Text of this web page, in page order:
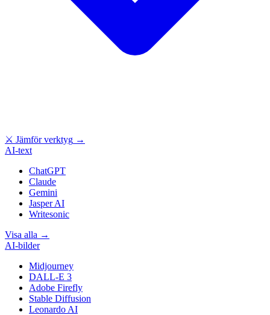
⚔ Jämför verktyg →
AI-text
ChatGPT
Claude
Gemini
Jasper AI
Writesonic
Visa alla →
AI-bilder
Midjourney
DALL-E 3
Adobe Firefly
Stable Diffusion
Leonardo AI